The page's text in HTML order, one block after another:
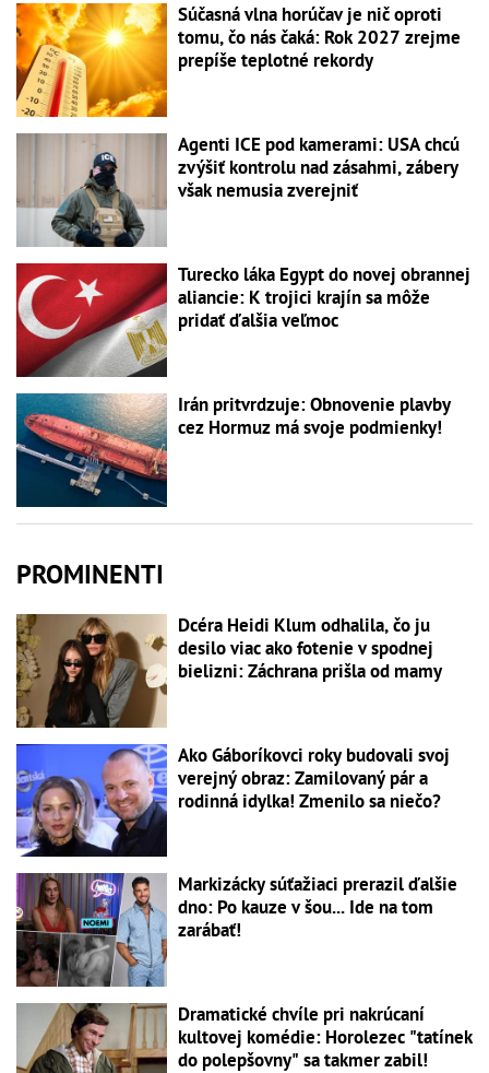
Súčasná vlna horúčav je nič oproti
tomu, čo nás čaká: Rok 2027 zrejme
prepíše teplotné rekordy
Agenti ICE pod kamerami: USA chcú
zvýšiť kontrolu nad zásahmi, zábery
však nemusia zverejniť
Turecko láka Egypt do novej obrannej
aliancie: K trojici krajín sa môže
pridať ďalšia veľmoc
Irán pritvrdzuje: Obnovenie plavby
cez Hormuz má svoje podmienky!
PROMINENTI
Dcéra Heidi Klum odhalila, čo ju
desilo viac ako fotenie v spodnej
bielizni: Záchrana prišla od mamy
Ako Gáboríkovci roky budovali svoj
verejný obraz: Zamilovaný pár a
rodinná idylka! Zmenilo sa niečo?
Markizácky súťažiaci prerazil ďalšie
dno: Po kauze v šou... Ide na tom
zarábať!
Dramatické chvíle pri nakrúcaní
kultovej komédie: Horolezec "tatínek
do polepšovny" sa takmer zabil!